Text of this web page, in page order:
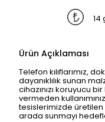
14
Ürün Açıklaması
Telefon kılıflarımız,
dayanıklılık sunan
cihazınızı koruyucu
vermeden
tesislerimizde üretilen
arada sunmayı